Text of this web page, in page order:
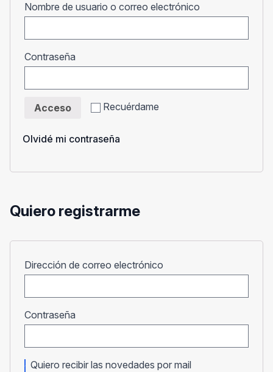
Nombre de usuario o correo electrónico
Contraseña
Recuérdame
Acceso
Olvidé mi contraseña
Quiero registrarme
Dirección de correo electrónico
Contraseña
Quiero recibir las novedades por mail